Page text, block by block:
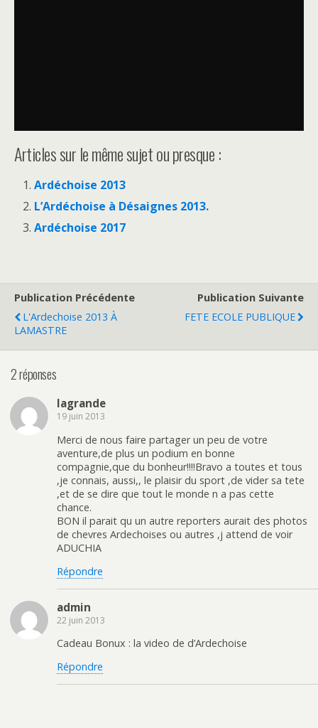
Articles sur le même sujet ou presque :
Ardéchoise 2013
L’Ardéchoise à Désaignes 2013.
Ardéchoise 2017
Publication Précédente
L'Ardechoise 2013 À
LAMASTRE
Publication Suivante
FETE ECOLE PUBLIQUE
2 réponses
lagrande
19 juin 2013
Merci de nous faire partager un peu de votre
aventure,de plus un podium en bonne
compagnie,que du bonheur!!!!Bravo a toutes et tous
,je connais, aussi,, le plaisir du sport ,de vider sa tete
,et de se dire que tout le monde n a pas cette
chance.
BON il parait qu un autre reporters aurait des photos
de chevres Ardechoises ou autres ,j attend de voir
ADUCHIA
Répondre
admin
22 juin 2013
Cadeau Bonux : la video de d’Ardechoise
Répondre